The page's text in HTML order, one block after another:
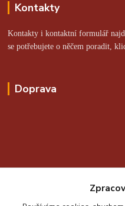
Kontakty
Kontakty i kontaktní formulář
se potřebujete o něčem poradit,
Doprava